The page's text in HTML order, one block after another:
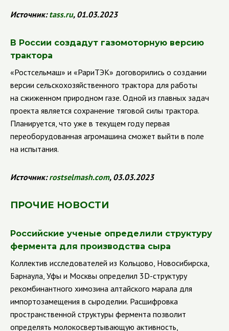
Источник: tass.ru, 01.03.2023
В России создадут газомоторную версию
трактора
«Ростсельмаш» и «РариТЭК» договорились о создании
версии сельскохозяйственного трактора для работы
на сжиженном природном газе. Одной из главных задач
проекта является сохранение тяговой силы трактора.
Планируется, что уже в текущем году первая
переоборудованная агромашина сможет выйти в поле
на испытания.
Источник: rostselmash.com, 03.03.2023
ПРОЧИЕ НОВОСТИ
Российские ученые определили структуру
фермента для производства сыра
Коллектив исследователей из Кольцово, Новосибирска,
Барнаула, Уфы и Москвы определил 3D-структуру
рекомбинантного химозина алтайского марала для
импортозамещения в сыроделии. Расшифровка
пространственной структуры фермента позволит
определять молокосвертывающую активность,